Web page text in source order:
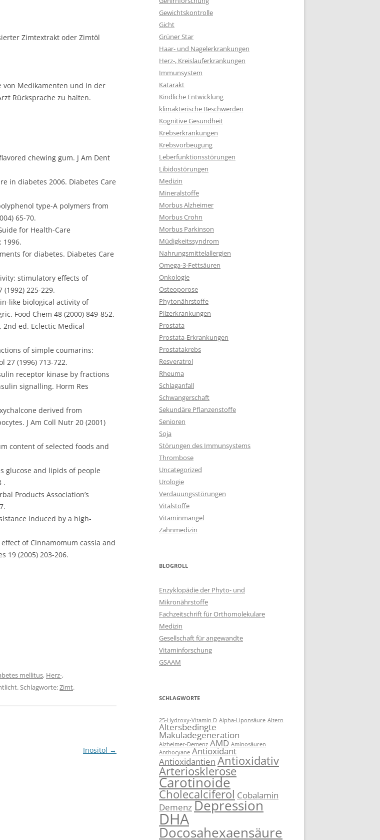
Zimtextrakt oder Zimtöl
von Medikamenten und in der
Rücksprache zu halten.
chewing gum. J Am Dent
in diabetes 2006. Diabetes Care
type-A polymers from
65-70.
for Health-Care
1996.
for diabetes. Diabetes Care
stimulatory effects of
225-229.
like biological activity of
Food Chem 48 (2000) 849-852.
ed. Eclectic Medical
of simple coumarins:
(1996) 713-722.
receptor kinase by fractions
signalling. Horm Res
derived from
J Am Coll Nutr 20 (2001)
content of selected foods and
glucose and lipids of people
.
Products Association’s
induced by a high-
of Cinnamomum cassia and
19 (2005) 203-206.
mellitus, Herz-,
Schlagworte:Zimt.
Inositol →
Gewichtskontrolle
Gicht
Grüner Star
Haar- und Nagelerkrankungen
Herz-, Kreislauferkrankungen
Immunsystem
Katarakt
Kindliche Entwicklung
klimakterische Beschwerden
Kognitive Gesundheit
Krebserkrankungen
Krebsvorbeugung
Leberfunktionsstörungen
Libidostörungen
Medizin
Mineralstoffe
Morbus Alzheimer
Morbus Crohn
Morbus Parkinson
Müdigkeitssyndrom
Nahrungsmittelallergien
Omega-3-Fettsäuren
Onkologie
Osteoporose
Phytonährstoffe
Pilzerkrankungen
Prostata
Prostata-Erkrankungen
Prostatakrebs
Resveratrol
Rheuma
Schlaganfall
Schwangerschaft
Sekundäre Pflanzenstoffe
Senioren
Soja
Störungen des Immunsystems
Thrombose
Uncategorized
Urologie
Verdauungsstörungen
Vitalstoffe
Vitaminmangel
Zahnmedizin
BLOGROLL
Enzyklopädie der Phyto- und
Mikronährstoffe
Fachzeitschrift für Orthomolekulare
Medizin
Gesellschaft für angewandte
Vitaminforschung
GSAAM
SCHLAGWORTE
25-Hydroxy-Vitamin D Alpha-Liponsäure Altern
Altersbedingte
Makuladegeneration
Alzheimer-Demenz AMD Aminosäuren
Anthocyane Antioxidant
Antioxidantien Antioxidativ
Arteriosklerose
Carotinoide
Cholecalciferol Cobalamin
DemenzDepression
DHA
Docosahexaensäure